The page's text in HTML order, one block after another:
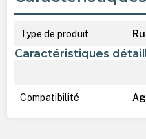
Type de produit
Caractéristiques
Compatibilité